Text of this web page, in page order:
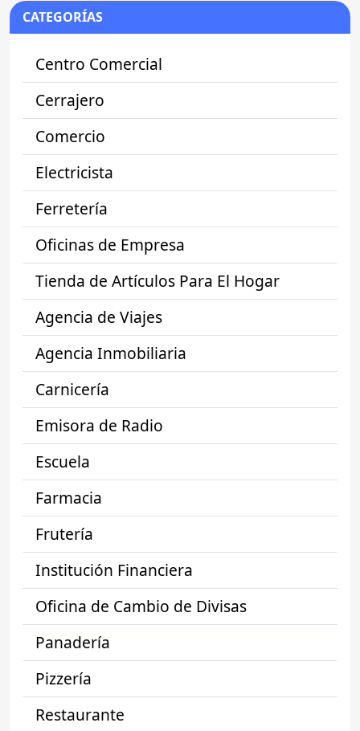
CATEGORÍAS
Centro Comercial
Cerrajero
Comercio
Electricista
Ferretería
Oficinas de Empresa
Tienda de Artículos Para El Hogar
Agencia de Viajes
Agencia Inmobiliaria
Carnicería
Emisora de Radio
Escuela
Farmacia
Frutería
Institución Financiera
Oficina de Cambio de Divisas
Panadería
Pizzería
Restaurante